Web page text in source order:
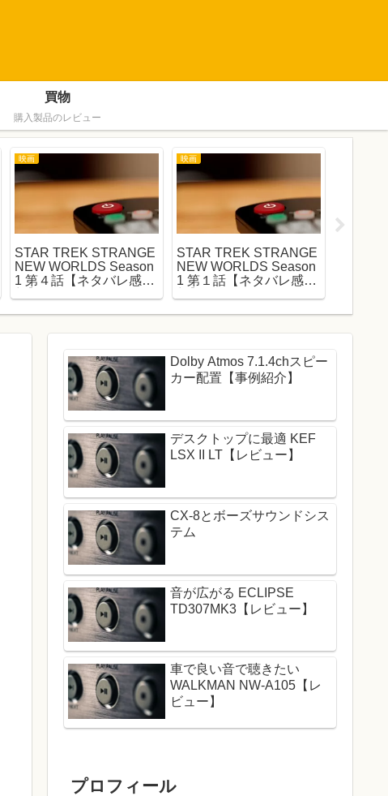
買物
購入製品のレビュー
映画
STAR TREK STRANGE
NEW WORLDS Season
1 第４話【ネタバレ感
映画
STAR TREK STRANGE
NEW WORLDS Season
1 第１話【ネタバレ感
Dolby Atmos 7.1.4chスピー
カー配置【事例紹介】
デスクトップに最適 KEF
LSX II LT【レビュー】
CX-8とボーズサウンドシス
テム
音が広がる ECLIPSE
TD307MK3【レビュー】
車で良い音で聴きたい
WALKMAN NW-A105【レ
ビュー】
プロフィール